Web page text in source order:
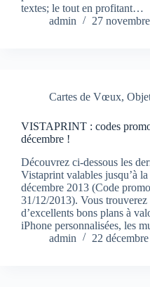
textes; le tout en profitant…
admin
27
Cartes de Vœux,
VISTAPRINT : codes
décembre !
Découvrez ci-dessous les
Vistaprint valables jusqu’à
décembre 2013 (Code
31/12/2013). Vous trouverez
d’excellents bons plans à
iPhone personnalisées, les
admin
22